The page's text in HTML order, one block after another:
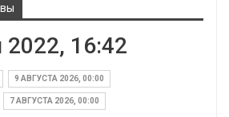
2022, 16:42
9 АВГУСТА 2026, 00:00
7 АВГУСТА 2026, 00:00